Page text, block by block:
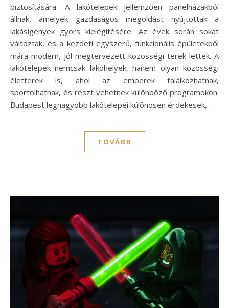
biztosítására. A lakótelepek jellemzően panelházakból
állnak, amelyek gazdaságos megoldást nyújtottak a
lakásigények gyors kielégítésére. Az évek során sokat
változtak, és a kezdeti egyszerű, funkcionális épületekből
mára modern, jól megtervezett közösségi terek lettek. A
lakótelepek nemcsak lakóhelyek, hanem olyan közösségi
életterek is, ahol az emberek találkozhatnak,
sportolhatnak, és részt vehetnek különböző programokon.
Budapest legnagyobb lakótelepei különösen érdekesek,…
TOVÁBB